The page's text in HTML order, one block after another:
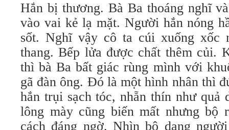
Hắn bị thương. Bà Ba thoáng nghĩ
vào vai kẻ lạ mặt. Người hắn nóng
sốt. Nghĩ vậy cô ta cúi xuống xốc
thang. Bếp lửa được chất thêm củi.
thì bà Ba bất giác rùng mình với
gã đàn ông. Đó là một hình nhân thì
hắn trụi sạch tóc, nhẵn thín như quả
lông mày cũng biến mất nhưng bộ
cách đáng ngờ. Nhìn bộ dạng